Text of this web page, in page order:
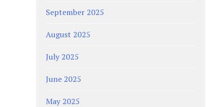
September 2025
August 2025
July 2025
June 2025
May 2025